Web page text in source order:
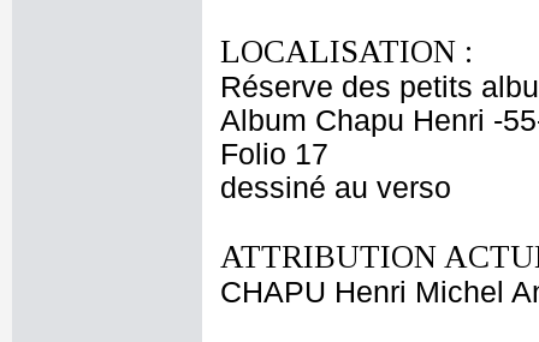
LOCALISATION :
Réserve des petits
Album Chapu Henri -
Folio 17
dessiné au verso
ATTRIBUTION
CHAPU Henri Michel